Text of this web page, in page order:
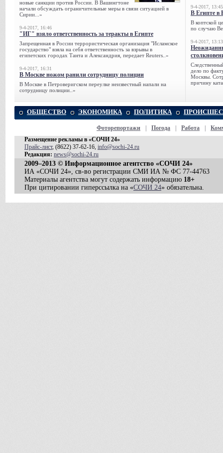
новые санкции против России. В Вашингтоне
начали обсуждать ограничительные меры в связи ситуацией в
Сирии...»
9-4-2017, 16:46
"ИГ" взяло ответственность за теракты в Египте
Запрещенная в России террористическая организация "Исламское
государство" взяла на себя ответственность за взрывы в
египетских городах Танта и Александрия, передает Reuters..»
9-4-2017, 16:31
В Москве ножом ранили сотрудницу полиции
В Москве в Петроверигском переулке неизвестный напали на
сотрудницу полиции..»
9-4-2017, 13:45
В Египте в
В коптской
по случаю
9-4-2017, 13:13
дело по
Москвы.
причину
ОБЩЕСТВО ЭКОНОМИКА ПОЛИТИКА
Фоторепортажи Погода Работа
Размещение рекламы в «СОЧИ 24»
Прайс-лист, (8622) 37-62-16, info@sochi-24.ru
Редакция: news@sochi-24.ru
2009–2013 © Информационное агентство «СОЧИ 24»
ИА «СОЧИ 24», св-во регистрации СМИ ИА № ФС 77-44763
Материалы агентства могут содержать информацию 18+
При цитировании гиперссылка на «СОЧИ 24» обязательна.